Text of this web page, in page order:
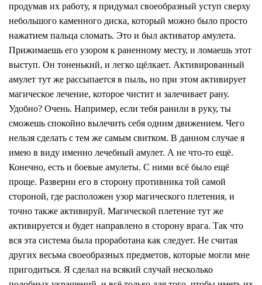
продумав их работу, я придумал своеобразный уступ сверху
небольшого каменного диска, который можно было просто
нажатием пальца сломать. Это и был активатор амулета.
Прижимаешь его узором к раненному месту, и ломаешь этот
выступ. Он тоненький, и легко щёлкает. Активированный
амулет тут же рассыпается в пыль, но при этом активирует
магическое лечение, которое чистит и залечивает рану.
Удобно? Очень. Например, если тебя ранили в руку, ты
сможешь спокойно вылечить себя одним движением. Чего
нельзя сделать с тем же самым свитком. В данном случае я
имею в виду именно лечебный амулет. А не что-то ещё.
Конечно, есть и боевые амулеты. С ними всё было ещё
проще. Разверни его в сторону противника той самой
стороной, где расположен узор магического плетения, и
точно также активируй. Магической плетение тут же
активируется и будет направлено в сторону врага. Так что
вся эта система была проработана как следует. Не считая
других весьма своеобразных предметов, которые могли мне
пригодиться. Я сделал на всякий случай несколько